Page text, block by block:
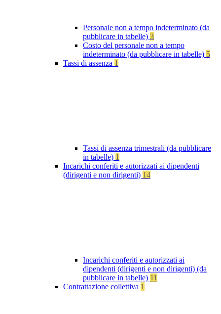
Personale non a tempo indeterminato (da
pubblicare in tabelle) 3
Costo del personale non a tempo
indeterminato (da pubblicare in tabelle) 5
Tassi di assenza 1
Tassi di assenza trimestrali (da pubblicare
in tabelle) 1
Incarichi conferiti e autorizzati ai dipendenti
(dirigenti e non dirigenti) 14
Incarichi conferiti e autorizzati ai
dipendenti (dirigenti e non dirigenti) (da
pubblicare in tabelle) 11
Contrattazione collettiva 1